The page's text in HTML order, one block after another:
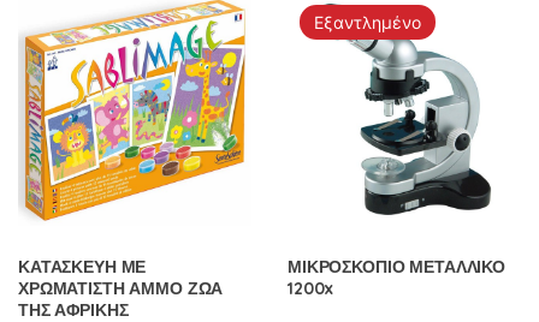
ΚΑΤΑΣΚΕΥΗ ΜΕ
ΧΡΩΜΑΤΙΣΤΗ ΑΜΜΟ ΖΩΑ
ΤΗΣ ΑΦΡΙΚΗΣ
Εξαντλημένο
ΜΙΚΡΟΣΚΟΠΙΟ ΜΕΤΑΛΛΙΚΟ
1200x